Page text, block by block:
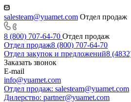
salesteam@yuamet.com Отдел продаж
8 (800) 707-64-70 Отдел продаж
Отдел продаж8 (800) 707-64-70
Отдел закупок и предложений8
Заказать звонок
E-mail
info@yuamet.com
Отдел продаж: salesteam@yuamet.com
Дилерство: partner@yuamet.com